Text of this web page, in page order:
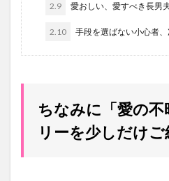
2.9 愛おしい、愛すべき長男
2.10 手段を選ばない小心者
ちなみに「愛の
リーを少しだけご